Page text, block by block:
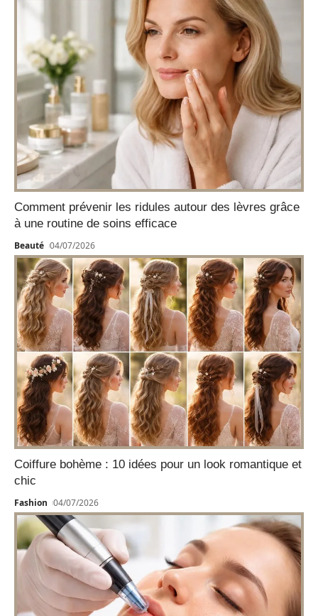
Comment prévenir les ridules autour des lèvres grâce
à une routine de soins efficace
Beauté 04/07/2026
Coiffure bohème : 10 idées pour un look romantique et
chic
Fashion 04/07/2026